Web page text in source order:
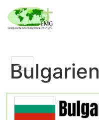
Bulgarien